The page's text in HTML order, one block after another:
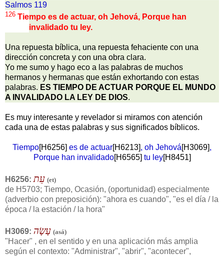
Salmos 119
126 Tiempo es de actuar, oh Jehová, Porque han
invalidado tu ley.
Una repuesta bíblica, una repuesta fehaciente con una
dirección concreta y con una obra clara.
Yo me sumo y hago eco a las palabras de muchos
hermanos y hermanas que están exhortando con estas
palabras. ES TIEMPO DE ACTUAR PORQUE EL MUNDO
A INVALIDADO LA LEY DE DIOS.
Es muy interesante y revelador si miramos con atención
cada una de estas palabras y sus significados bíblicos.
Tiempo[H6256] es de actuar[H6213], oh Jehová[H3069],
Porque han invalidado[H6565] tu ley[H8451]
H6256: עֵת (et)
de H5703; Tiempo, Ocasión, (oportunidad) especialmente
(adverbio con preposición): "ahora es cuando", "es el día / la
época / la estación / la hora"
H3069: עָשָׂה (asá)
"Hacer" , en el sentido y en una aplicación más amplia
según el contexto: "Administrar", "abrir", "acontecer",